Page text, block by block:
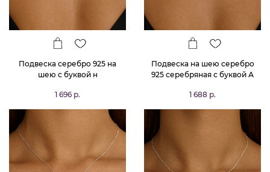
Подвеска серебро 925 на
шею с буквой н
1 696 р.
Подвеска на шею серебро
925 серебряная с буквой А
1 688 р.